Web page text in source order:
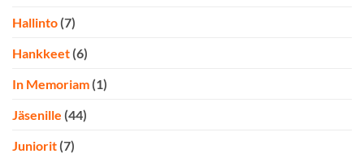
Hallinto (7)
Hankkeet (6)
In Memoriam (1)
Jäsenille (44)
Juniorit (7)